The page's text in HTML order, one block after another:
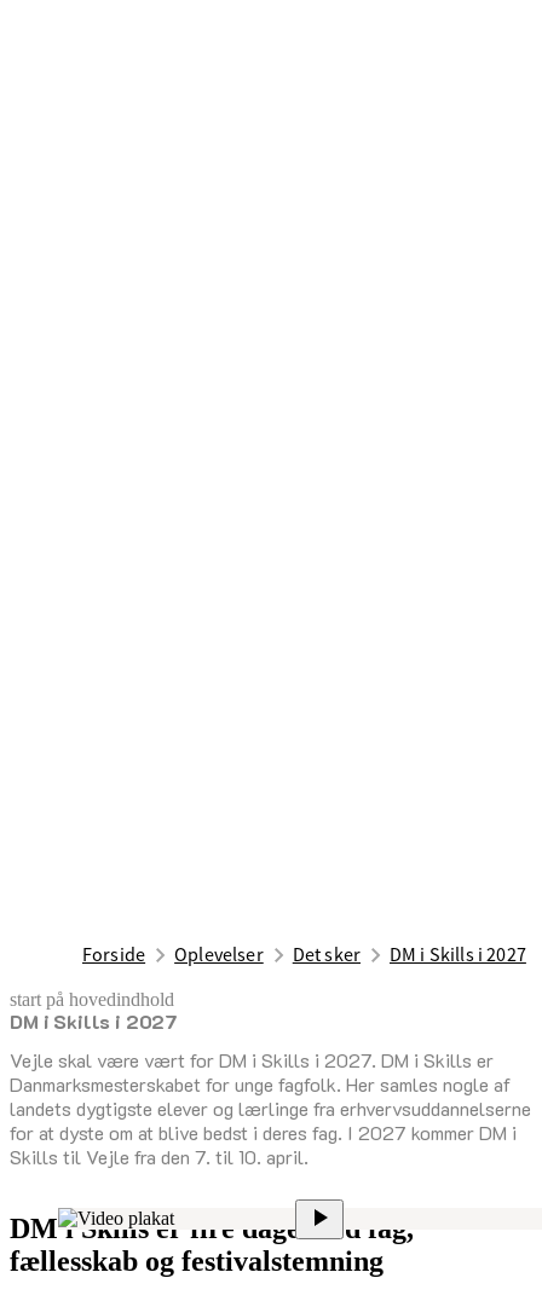
Forside Oplevelser Det sker DM i Skills i 2027
start på hovedindhold
DM i Skills i 2027
Vejle skal være vært for DM i Skills i 2027. DM i Skills er
Danmarksmesterskabet for unge fagfolk. Her samles nogle af
landets dygtigste elever og lærlinge fra erhvervsuddannelserne
for at dyste om at blive bedst i deres fag. I 2027 kommer DM i
Skills til Vejle fra den 7. til 10. april.
senest opdateret 18. juni 2026
DM i Skills er fire dage med fag,
fællesskab og festivalstemning